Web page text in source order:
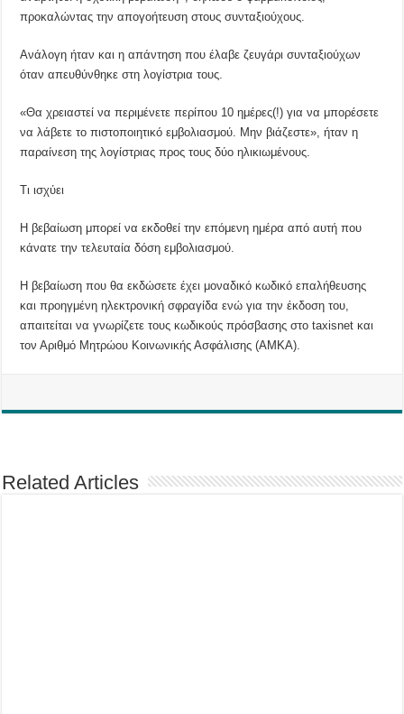
προκαλώντας την απογοήτευση στους συνταξιούχους.
Ανάλογη ήταν και η απάντηση που έλαβε ζευγάρι συνταξιούχων
όταν απευθύνθηκε στη λογίστρια τους.
«Θα χρειαστεί να περιμένετε περίπου 10 ημέρες(!) για να μπορέσετε
να λάβετε το πιστοποιητικό εμβολιασμού. Μην βιάζεστε», ήταν η
παραίνεση της λογίστριας προς τους δύο ηλικιωμένους.
Τι ισχύει
Η βεβαίωση μπορεί να εκδοθεί την επόμενη ημέρα από αυτή που
κάνατε την τελευταία δόση εμβολιασμού.
H βεβαίωση που θα εκδώσετε έχει μοναδικό κωδικό επαλήθευσης
και προηγμένη ηλεκτρονική σφραγίδα ενώ για την έκδοση του,
απαιτείται να γνωρίζετε τους κωδικούς πρόσβασης στο taxisnet και
τον Αριθμό Μητρώου Κοινωνικής Ασφάλισης (ΑΜΚΑ).
Related Articles